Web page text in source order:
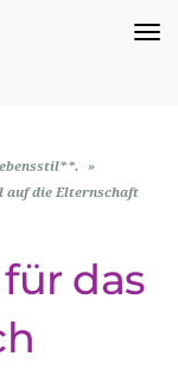
»
auf die Elternschaft
das